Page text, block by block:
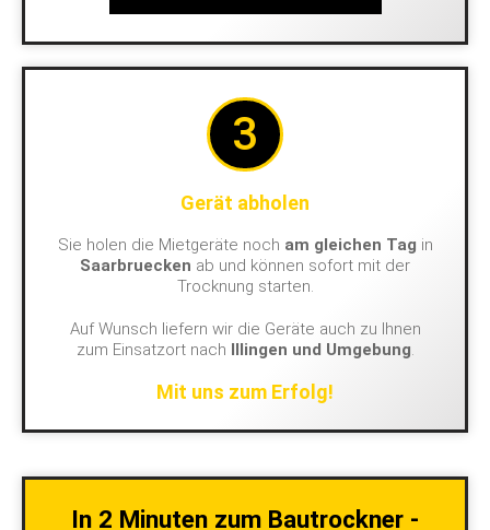
3
Gerät abholen
Sie holen die Mietgeräte noch am gleichen Tag in
Saarbruecken ab und können sofort mit der
Trocknung starten.
Auf Wunsch liefern wir die Geräte auch zu Ihnen
zum Einsatzort nach Illingen und Umgebung.
Mit uns zum Erfolg!
In 2 Minuten zum Bautrockner -